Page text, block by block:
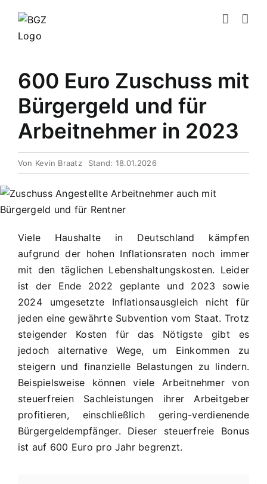
Inhalt
springen
600 Euro Zuschuss mit
Bürgergeld und für
Arbeitnehmer in 2023
Von Kevin Braatz Stand: 18.01.2026
Viele Haushalte in Deutschland kämpfen
aufgrund der hohen Inflationsraten noch immer
mit den täglichen Lebenshaltungskosten. Leider
ist der Ende 2022 geplante und 2023 sowie
2024 umgesetzte Inflationsausgleich nicht für
jeden eine gewährte Subvention vom Staat. Trotz
steigender Kosten für das Nötigste gibt es
jedoch alternative Wege, um Einkommen zu
steigern und finanzielle Belastungen zu lindern.
Beispielsweise können viele Arbeitnehmer von
steuerfreien Sachleistungen ihrer Arbeitgeber
profitieren, einschließlich gering-verdienende
Bürgergeldempfänger. Dieser steuerfreie Bonus
ist auf 600 Euro pro Jahr begrenzt.